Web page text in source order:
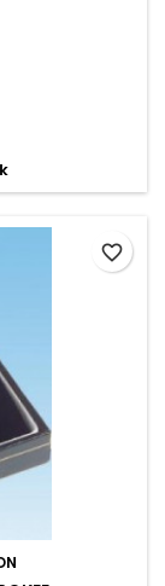
favorite_border